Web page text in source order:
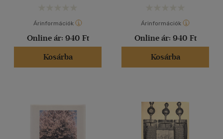
Árinformációk
Online ár: 940 Ft
Kosárba
Árinformációk
Online ár: 940 Ft
Kosárba